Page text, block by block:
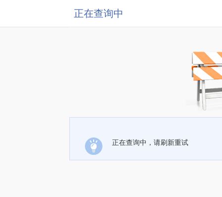
正在查询中
正在查询中，请刷新重试